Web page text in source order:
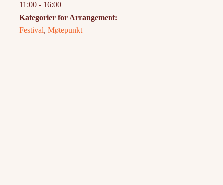
11:00 - 16:00
Kategorier for Arrangement:
Festival,Møtepunkt